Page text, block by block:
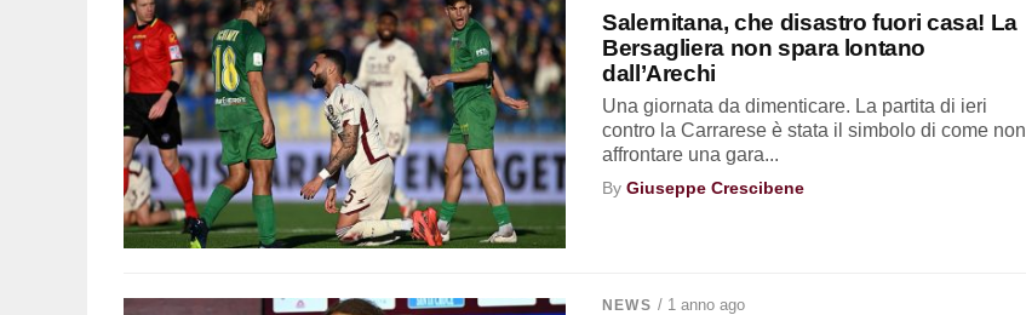
Salernitana, che disastro fuori casa! La
Bersagliera non spara lontano
dall’Arechi
Una giornata da dimenticare. La partita di ieri
contro la Carrarese è stata il simbolo di come non
affrontare una gara...
ByGiuseppe Crescibene
NEWS / 1 anno ago